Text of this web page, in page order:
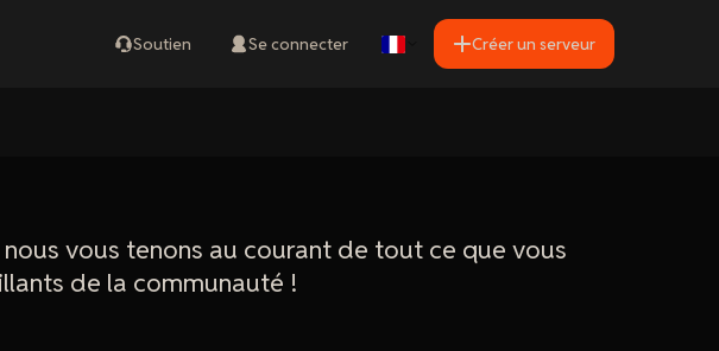
Soutien Se connecter Créer un serveur
vous tenons au courant de tout ce que vous
de la communauté !